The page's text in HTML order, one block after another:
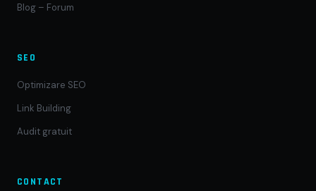
Blog – Forum
SEO
Optimizare SEO
Link Building
Audit gratuit
CONTACT